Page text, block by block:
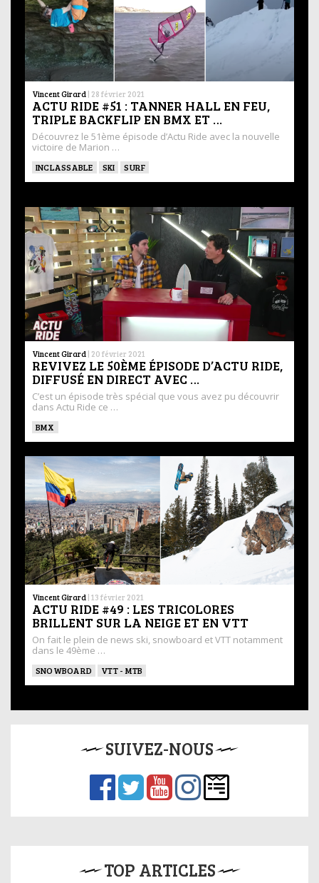
Vincent Girard | 28 février 2021
ACTU RIDE #51 : TANNER HALL EN FEU,
TRIPLE BACKFLIP EN BMX ET …
Découvrez le 51ème épisode d’Actu Ride avec la nouvelle
victoire de Marion …
INCLASSABLE SKI SURF
Vincent Girard | 20 février 2021
REVIVEZ LE 50ÈME ÉPISODE D’ACTU RIDE,
DIFFUSÉ EN DIRECT AVEC …
C’est un épisode très spécial que vous avez pu découvrir
dans Actu Ride ce …
BMX
Vincent Girard | 13 février 2021
ACTU RIDE #49 : LES TRICOLORES
BRILLENT SUR LA NEIGE ET EN VTT
On fait le plein de news ski, snowboard et VTT notamment
dans le 49ème …
SNOWBOARD VTT - MTB
SUIVEZ-NOUS
TOP ARTICLES